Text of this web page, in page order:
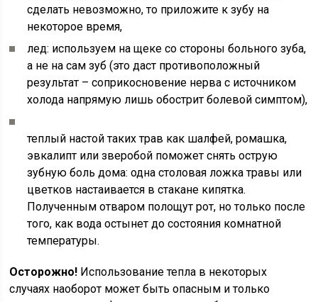
сделать невозможно, то приложите к зубу на
некоторое время,
лед: используем на щеке со стороны больного зуба,
а не на сам зуб (это даст противоположный
результат – соприкосновение нерва с источником
холода напрямую лишь обострит болевой симптом),
теплый настой таких трав как шалфей, ромашка,
эвкалипт или зверобой поможет снять острую
зубную боль дома: одна столовая ложка травы или
цветков настаивается в стакане кипятка.
Полученным отваром полощут рот, но только после
того, как вода остынет до состояния комнатной
температуры.
Осторожно! Использование тепла в некоторых
случаях наоборот может быть опасным и только